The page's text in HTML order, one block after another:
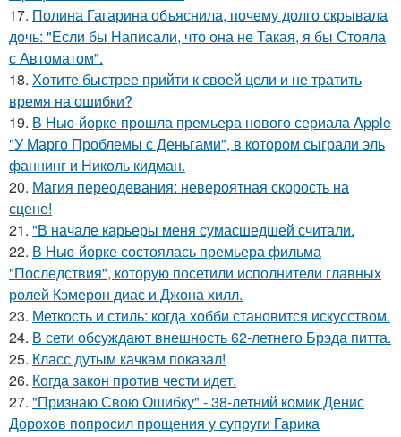
17. Полина Гагарина объяснила, почему долго скрывала
дочь: "Если бы Написали, что она не Такая, я бы Стояла
с Автоматом".
18. Хотите быстрее прийти к своей цели и не тратить
время на ошибки?
19. В Нью-йорке прошла премьера нового сериала Apple
"У Марго Проблемы с Деньгами", в котором сыграли эль
фаннинг и Николь кидман.
20. Магия переодевания: невероятная скорость на
сцене!
21. "В начале карьеры меня сумасшедшей считали.
22. В Нью-йорке состоялась премьера фильма
"Последствия", которую посетили исполнители главных
ролей Кэмерон диас и Джона хилл.
23. Меткость и стиль: когда хобби становится искусством.
24. В сети обсуждают внешность 62-летнего Брэда питта.
25. Класс дутым качкам показал!
26. Когда закон против чести идет.
27. "Признаю Свою Ошибку" - 38-летний комик Денис
Дорохов попросил прощения у супруги Гарика